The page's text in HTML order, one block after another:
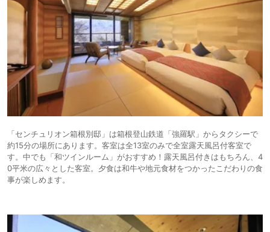
「センチュリオン箱根別邸」は箱根登山鉄道「強羅駅」からタクシーで
約15分の場所にあります。客室は全13室のみで全室露天風呂付客室で
す。中でも「和ツインルーム」がおすすめ！露天風呂付きはもちろん、4
0平米の広々とした客室。夕食は和牛や地元食材をつかったこだわりの食
事が楽しめます。